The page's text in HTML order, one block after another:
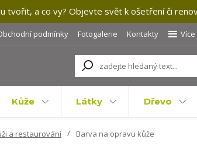
tvořit, a co vy? Objevte svět k ošetření či
podmínky Fotogalerie Kontakty Více
Kůže Látky Dřevo
a restaurování Barva na opravu kůže